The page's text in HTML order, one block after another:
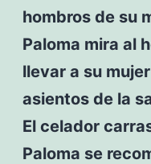
hombros de su
Paloma mira al
llevar a su
asientos de la
El celador
Paloma se